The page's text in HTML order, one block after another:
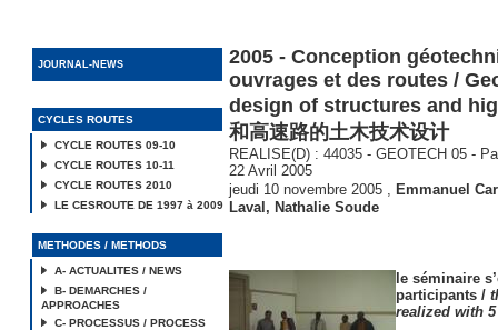
JOURNAL-NEWS
CYCLES ROUTES
CYCLE ROUTES 09-10
CYCLE ROUTES 10-11
CYCLE ROUTES 2010
LE CESROUTE DE 1997 à 2009
METHODES / METHODS
A- ACTUALITES / NEWS
B- DEMARCHES /
APPROACHES
C- PROCESSUS / PROCESS
2005 - Conception
ouvrages et des routes /
design of structures and
和高速路的土木技术设计
REALISE(D) : 44035 - GEOTECH 05 -
22 Avril 2005
jeudi 10 novembre 2005 , Emmanuel
Laval , Nathalie Soude
le séminaire
participants /
realized with